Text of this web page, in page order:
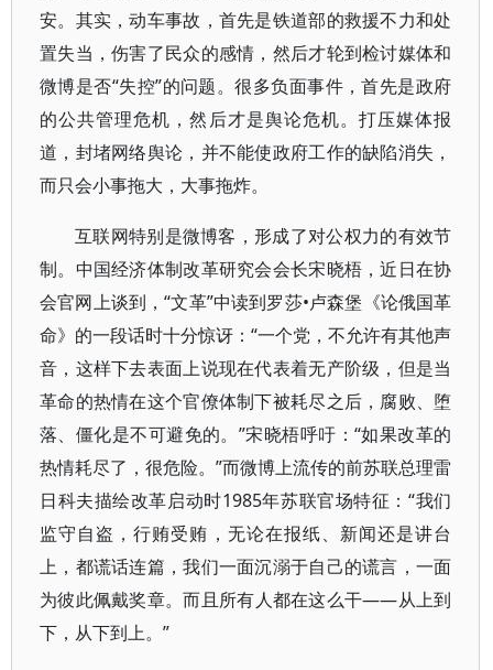
安。其实，动车事故，首先是铁道部的救援不力和处
置失当，伤害了民众的感情，然后才轮到检讨媒体和
微博是否“失控”的问题。很多负面事件，首先是政府
的公共管理危机，然后才是舆论危机。打压媒体报
道，封堵网络舆论，并不能使政府工作的缺陷消失，
而只会小事拖大，大事拖炸。
互联网特别是微博客，形成了对公权力的有效节
制。中国经济体制改革研究会会长宋晓梧，近日在协
会官网上谈到，“文革”中读到罗莎•卢森堡《论俄国革
命》的一段话时十分惊讶：“一个党，不允许有其他声
音，这样下去表面上说现在代表着无产阶级，但是当
革命的热情在这个官僚体制下被耗尽之后，腐败、堕
落、僵化是不可避免的。”宋晓梧呼吁：“如果改革的
热情耗尽了，很危险。”而微博上流传的前苏联总理雷
日科夫描绘改革启动时1985年苏联官场特征：“我们
监守自盗，行贿受贿，无论在报纸、新闻还是讲台
上，都谎话连篇，我们一面沉溺于自己的谎言，一面
为彼此佩戴奖章。而且所有人都在这么干——从上到
下，从下到上。”